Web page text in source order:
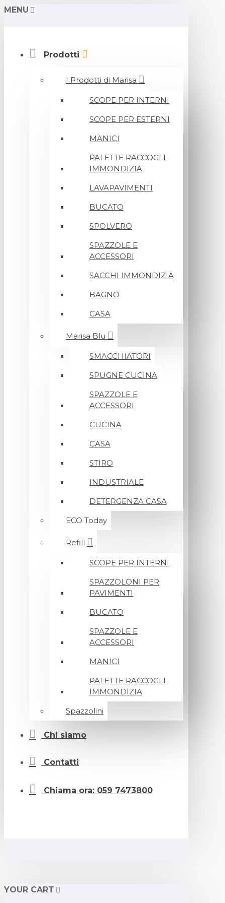
MENU
Prodotti
I Prodotti di Marisa
SCOPE PER INTERNI
SCOPE PER ESTERNI
MANICI
PALETTE RACCOGLI
IMMONDIZIA
LAVAPAVIMENTI
BUCATO
SPOLVERO
SPAZZOLE E
ACCESSORI
SACCHI IMMONDIZIA
BAGNO
CASA
Marisa Blu
SMACCHIATORI
SPUGNE CUCINA
SPAZZOLE E
ACCESSORI
CUCINA
CASA
STIRO
INDUSTRIALE
DETERGENZA CASA
ECO Today
Refill
SCOPE PER INTERNI
SPAZZOLONI PER
PAVIMENTI
BUCATO
SPAZZOLE E
ACCESSORI
MANICI
PALETTE RACCOGLI
IMMONDIZIA
Spazzolini
Chi siamo
Contatti
Chiama ora: 059 7473800
YOUR CART